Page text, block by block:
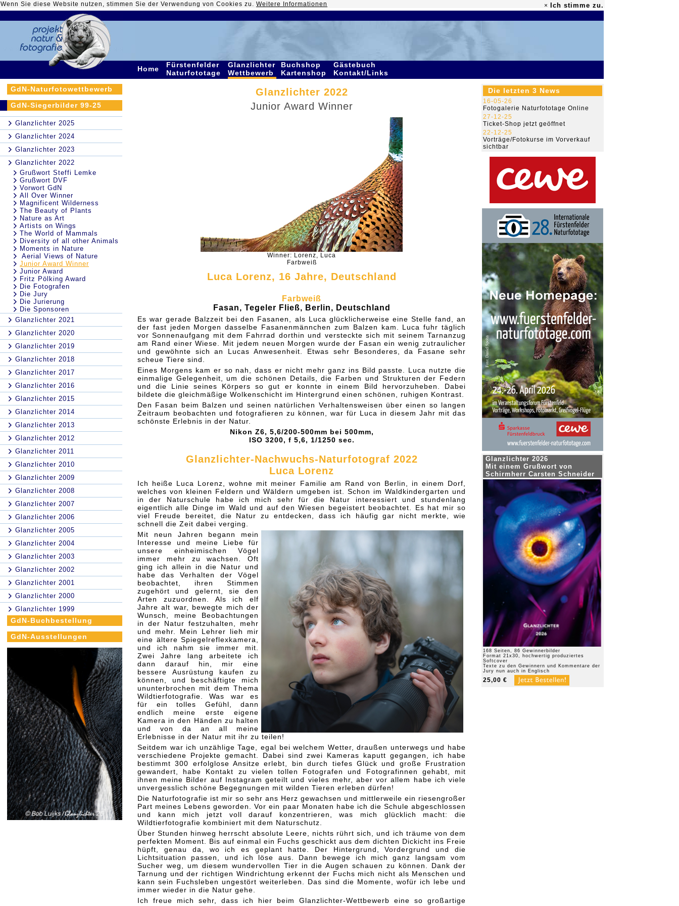
Wenn Sie diese Website nutzen, stimmen Sie der Verwendung von Cookies zu. Weitere Informationen × Ich stimme zu.
Home
Fürstenfelder
Naturfototage
Glanzlichter
Wettbewerb
Buchshop
Kartenshop
Gästebuch
Kontakt/Links
GdN-Naturfotowettbewerb
GdN-Siegerbilder 99-25
Glanzlichter 2025
Glanzlichter 2024
Glanzlichter 2023
Glanzlichter 2022
Grußwort Steffi Lemke
Grußwort DVF
Vorwort GdN
All Over Winner
Magnificent Wilderness
The Beauty of Plants
Nature as Art
Artists on Wings
The World of Mammals
Diversity of all other Animals
Moments in Nature
Aerial Views of Nature
Junior Award Winner
Junior Award
Fritz Pölking Award
Die Fotografen
Die Jury
Die Jurierung
Die Sponsoren
Glanzlichter 2021
Glanzlichter 2020
Glanzlichter 2019
Glanzlichter 2018
Glanzlichter 2017
Glanzlichter 2016
Glanzlichter 2015
Glanzlichter 2014
Glanzlichter 2013
Glanzlichter 2012
Glanzlichter 2011
Glanzlichter 2010
Glanzlichter 2009
Glanzlichter 2008
Glanzlichter 2007
Glanzlichter 2006
Glanzlichter 2005
Glanzlichter 2004
Glanzlichter 2003
Glanzlichter 2002
Glanzlichter 2001
Glanzlichter 2000
Glanzlichter 1999
GdN-Buchbestellung
GdN-Ausstellungen
Glanzlichter 2022
Junior Award Winner
Winner: Lorenz, Luca
Farbweiß
Luca Lorenz, 16 Jahre, Deutschland
Farbweiß
Fasan, Tegeler Fließ, Berlin, Deutschland
Es war gerade Balzzeit bei den Fasanen, als Luca glücklicherweise eine Stelle fand, an
der fast jeden Morgen dasselbe Fasanenmännchen zum Balzen kam. Luca fuhr täglich
vor Sonnenaufgang mit dem Fahrrad dorthin und versteckte sich mit seinem Tarnanzug
am Rand einer Wiese. Mit jedem neuen Morgen wurde der Fasan ein wenig zutraulicher
und gewöhnte sich an Lucas Anwesenheit. Etwas sehr Besonderes, da Fasane sehr
scheue Tiere sind.
Eines Morgens kam er so nah, dass er nicht mehr ganz ins Bild passte. Luca nutzte die
einmalige Gelegenheit, um die schönen Details, die Farben und Strukturen der Federn
und die Linie seines Körpers so gut er konnte in einem Bild hervorzuheben. Dabei
bildete die gleichmäßige Wolkenschicht im Hintergrund einen schönen, ruhigen Kontrast.
Den Fasan beim Balzen und seinen natürlichen Verhaltensweisen über einen so langen
Zeitraum beobachten und fotografieren zu können, war für Luca in diesem Jahr mit das
schönste Erlebnis in der Natur.
Nikon Z6, 5,6/200-500mm bei 500mm,
ISO 3200, f 5,6, 1/1250 sec.
Glanzlichter-Nachwuchs-Naturfotograf 2022
Luca Lorenz
Ich heiße Luca Lorenz, wohne mit meiner Familie am Rand von Berlin, in einem Dorf,
welches von kleinen Feldern und Wäldern umgeben ist. Schon im Waldkindergarten und
in der Naturschule habe ich mich sehr für die Natur interessiert und stundenlang
eigentlich alle Dinge im Wald und auf den Wiesen begeistert beobachtet. Es hat mir so
viel Freude bereitet, die Natur zu entdecken, dass ich häufig gar nicht merkte, wie
schnell die Zeit dabei verging.
Mit neun Jahren begann mein
Interesse und meine Liebe für
unsere einheimischen Vögel
immer mehr zu wachsen. Oft
ging ich allein in die Natur und
habe das Verhalten der Vögel
beobachtet, ihren Stimmen
zugehört und gelernt, sie den
Arten zuzuordnen. Als ich elf
Jahre alt war, bewegte mich der
Wunsch, meine Beobachtungen
in der Natur festzuhalten, mehr
und mehr. Mein Lehrer lieh mir
eine ältere Spiegelreflexkamera,
und ich nahm sie immer mit.
Zwei Jahre lang arbeitete ich
dann darauf hin, mir eine
bessere Ausrüstung kaufen zu
können, und beschäftigte mich
ununterbrochen mit dem Thema
Wildtierfotografie. Was war es
für ein tolles Gefühl, dann
endlich meine erste eigene
Kamera in den Händen zu halten
und von da an all meine
Erlebnisse in der Natur mit ihr zu teilen!
Seitdem war ich unzählige Tage, egal bei welchem Wetter, draußen unterwegs und habe
verschiedene Projekte gemacht. Dabei sind zwei Kameras kaputt gegangen, ich habe
bestimmt 300 erfolglose Ansitze erlebt, bin durch tiefes Glück und große Frustration
gewandert, habe Kontakt zu vielen tollen Fotografen und Fotografinnen gehabt, mit
ihnen meine Bilder auf Instagram geteilt und vieles mehr, aber vor allem habe ich viele
unvergesslich schöne Begegnungen mit wilden Tieren erleben dürfen!
Die Naturfotografie ist mir so sehr ans Herz gewachsen und mittlerweile ein riesengroßer
Part meines Lebens geworden. Vor ein paar Monaten habe ich die Schule abgeschlossen
und kann mich jetzt voll darauf konzentrieren, was mich glücklich macht: die
Wildtierfotografie kombiniert mit dem Naturschutz.
Über Stunden hinweg herrscht absolute Leere, nichts rührt sich, und ich träume von dem
perfekten Moment. Bis auf einmal ein Fuchs geschickt aus dem dichten Dickicht ins Freie
hüpft, genau da, wo ich es geplant hatte. Der Hintergrund, Vordergrund und die
Lichtsituation passen, und ich löse aus. Dann bewege ich mich ganz langsam vom
Sucher weg, um diesem wundervollen Tier in die Augen schauen zu können. Dank der
Tarnung und der richtigen Windrichtung erkennt der Fuchs mich nicht als Menschen und
kann sein Fuchsleben ungestört weiterleben. Das sind die Momente, wofür ich lebe und
immer wieder in die Natur gehe.
Ich freue mich sehr, dass ich hier beim Glanzlichter-Wettbewerb eine so großartige
Die letzten 3 News
16-05-26
Fotogalerie Naturfototage Online
27-12-25
Ticket-Shop jetzt geöffnet
22-12-25
Vorträge/Fotokurse im Vorverkauf
sichtbar
Glanzlichter 2026
Mit einem Grußwort von
Schirmherr Carsten Schneider
168 Seiten, 86 Gewinnerbilder
Format 21x30, hochwertig produziertes
Softcover
Texte zu den Gewinnern und Kommentare der
Jury nun auch in Englisch
25,00 €